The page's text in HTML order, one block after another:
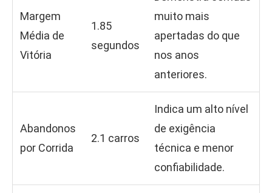
Margem
Média de
Vitória
1.85
segundos
muito mais
apertadas do que
nos anos
anteriores.
Abandonos
por Corrida
2.1 carros
Indica um alto nível
de exigência
técnica e menor
confiabilidade.